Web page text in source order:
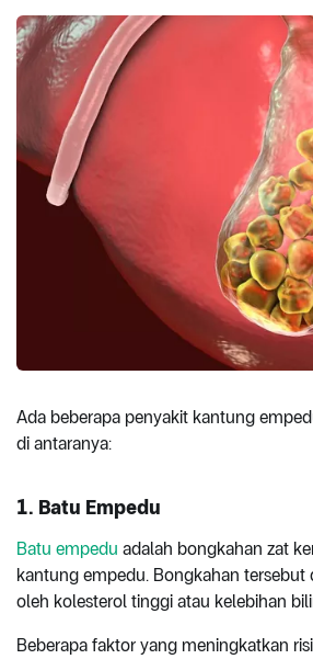
Ada beberapa penyakit kantung
di antaranya:
1. Batu Empedu
Batu empedu adalah bongkahan zat
kantung empedu. Bongkahan tersebut
oleh kolesterol tinggi atau kelebihan
Beberapa faktor yang meningkatkan